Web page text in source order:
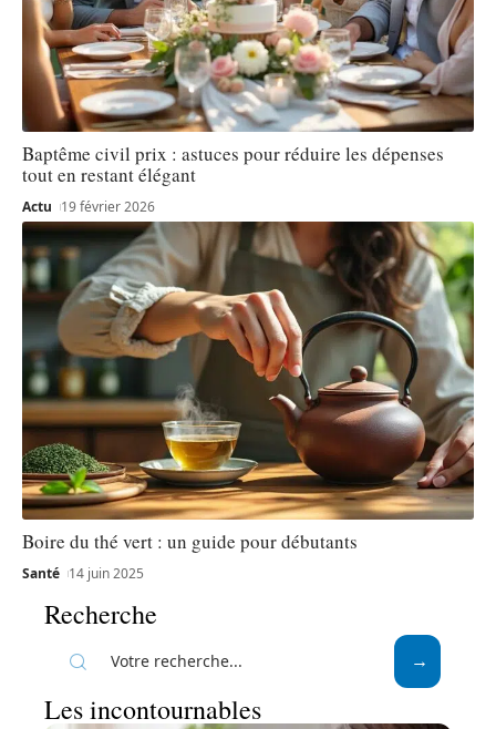
Baptême civil prix : astuces pour réduire les dépenses
tout en restant élégant
Actu 19 février 2026
Boire du thé vert : un guide pour débutants
Santé 14 juin 2025
Recherche
Les incontournables